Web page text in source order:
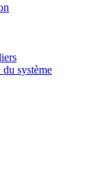
système